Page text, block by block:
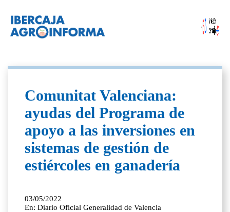
Comunitat Valenciana:
ayudas del Programa de
apoyo a las inversiones en
sistemas de gestión de
estiércoles en ganadería
03/05/2022
En: Diario Oficial Generalidad de Valencia